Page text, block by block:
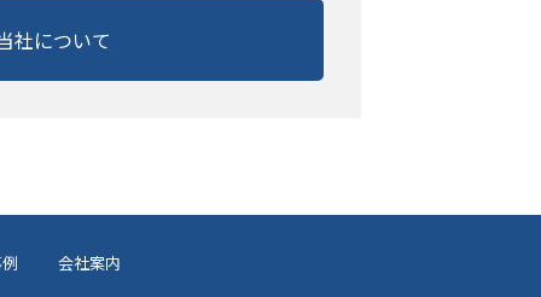
社について
会社案内